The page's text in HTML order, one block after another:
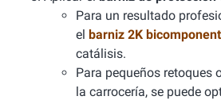
Para un resultado
el barniz 2K
catálisis.
Para pequeños retoques
la carrocería, se puede